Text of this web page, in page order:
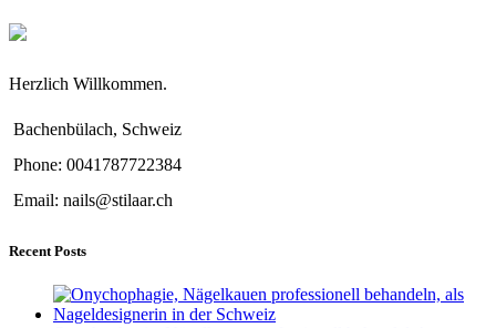
Herzlich Willkommen.
Bachenbülach, Schweiz
Phone: 0041787722384
Email: nails@stilaar.ch
Recent Posts